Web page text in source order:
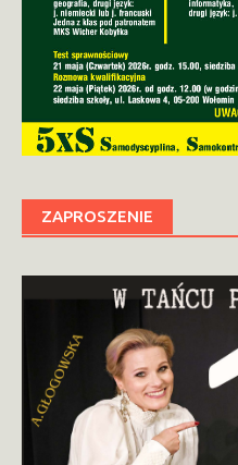
ZAPROSZENIE